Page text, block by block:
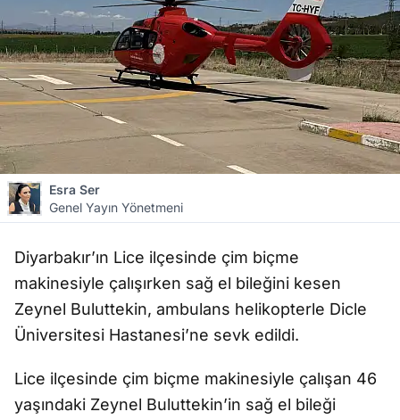
Esra Ser
Genel Yayın Yönetmeni
Diyarbakır’ın Lice ilçesinde çim biçme
makinesiyle çalışırken sağ el bileğini kesen
Zeynel Buluttekin, ambulans helikopterle Dicle
Üniversitesi Hastanesi’ne sevk edildi.
Lice ilçesinde çim biçme makinesiyle çalışan 46
yaşındaki Zeynel Buluttekin’in sağ el bileği